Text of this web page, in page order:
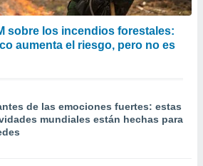
sobre los incendios forestales:
aumenta el riesgo, pero no es
de las emociones fuertes: estas
mundiales están hechas para